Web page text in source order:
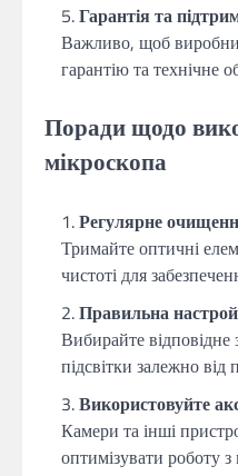
Гарантія та
Важливо, щоб
гарантію та технічне
Поради щодо
мікроскопа
Регулярне
Тримайте оптичні
чистоті для
Правильна
Вибирайте відповідне
підсвітки залежно від
Використовуйте
Камери та інші
оптимізувати роботу